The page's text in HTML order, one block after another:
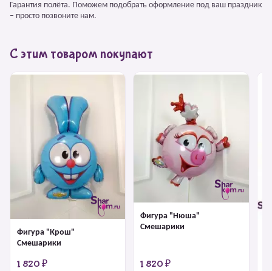
Гарантия полёта. Поможем подобрать оформление под ваш праздник
– просто позвоните нам.
С этим товаром покупают
Фигура "Крош"
Смешарики
1 820 ₽
Фигура "Нюша"
Смешарики
1 820 ₽